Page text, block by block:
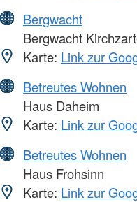
Bergwacht
Bergwacht
Karte: Link zur
Betreutes Wohnen
Haus Daheim
Karte: Link zur
Betreutes Wohnen
Haus Frohsinn
Karte: Link zur